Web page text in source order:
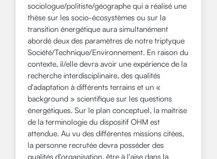
sociologue/politiste/géographe qui a réalisé une
thèse sur les socio-écosystèmes ou sur la
transition énergétique aura simultanément
abordé deux des paramètres de notre triptyque
Société/Technique/Environnement. En raison du
contexte, il/elle devra avoir une expérience de la
recherche interdisciplinaire, des qualités
d'adaptation à différents terrains et un «
background » scientifique sur les questions
énergétiques. Sur le plan conceptuel, la maitrise
de la terminologie du dispositif OHM est
attendue. Au vu des différentes missions citées,
la personne recrutée devra posséder des
qualités d'organisation, être à l'aise dans la